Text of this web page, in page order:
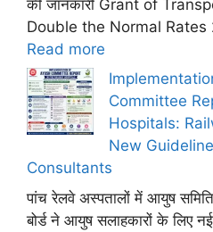
की जानकारी Grant of
Double the Normal
Read more
Committee
Hospitals:
New
Consultants
पांच रेलवे अस्पतालों में आयुष समिति
बोर्ड ने आयुष सलाहकारों के लिए